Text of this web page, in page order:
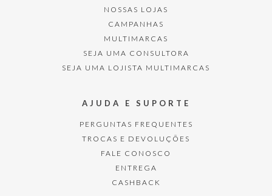
NOSSAS LOJAS
CAMPANHAS
MULTIMARCAS
SEJA UMA CONSULTORA
SEJA UMA LOJISTA MULTIMARCAS
AJUDA E SUPORTE
PERGUNTAS FREQUENTES
TROCAS E DEVOLUÇÕES
FALE CONOSCO
ENTREGA
CASHBACK